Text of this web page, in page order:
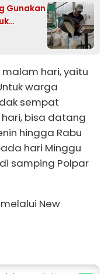
Gunakan
hari, yaitu
warga
sempat
bisa datang
hingga Rabu
hari Minggu
samping Polpar
New